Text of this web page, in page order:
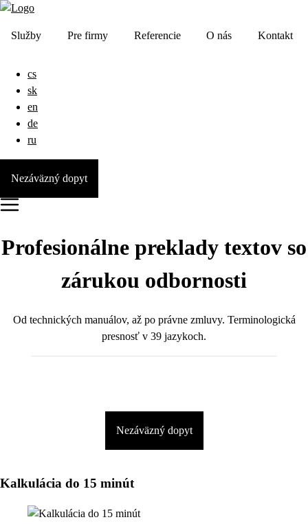
Služby Pre firmy Referencie O nás Kontakt
cs
sk
en
de
ru
Nezáväzný dopyt
Profesionálne preklady textov so
zárukou odbornosti
Od technických manuálov, až po právne zmluvy. Terminologická
presnosť v 39 jazykoch.
Nezáväzný dopyt
Kalkulácia do 15 minút